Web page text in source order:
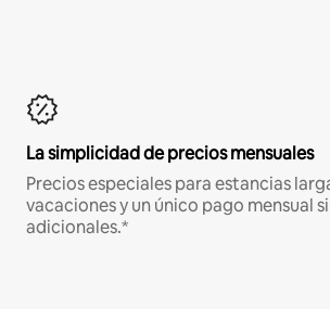
La simplicidad de precios mensuales
Precios especiales para estancias
vacaciones y un único pago mensual
adicionales.*